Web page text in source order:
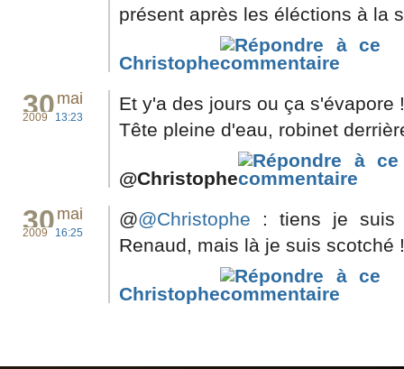
présent après les éléctions à la
Christophe
30 mai
2009 13:23
Et y'a des jours ou ça s'évapore
Tête pleine d'eau, robinet
@Christophe
30 mai
2009 16:25
@@Christophe : tiens je suis
Renaud, mais là je suis scotché !
Christophe